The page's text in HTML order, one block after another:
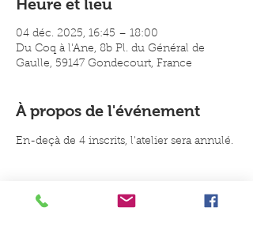
Heure et lieu
04 déc. 2025, 16:45 – 18:00
Du Coq à l'Ane, 8b Pl. du Général de
Gaulle, 59147 Gondecourt, France
À propos de l'événement
En-deçà de 4 inscrits, l'atelier sera annulé.